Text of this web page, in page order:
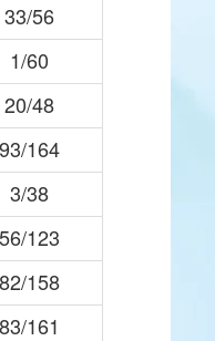
33/56
1/60
20/48
93/164
3/38
56/123
82/158
83/161